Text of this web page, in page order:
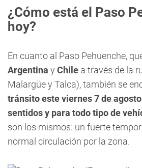
¿Cómo está el Paso
hoy?
En cuanto al Paso Pehuenche,
Argentina y Chile a través de la
Malargüe y Talca), también se
tránsito este viernes 7 de
sentidos y para todo tipo de
son los mismos: un fuerte
normal circulación por la zona.